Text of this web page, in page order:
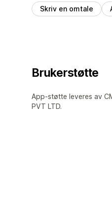
Skriv en omtale
Brukerstøtte
App-støtte leveres av
PVT LTD.